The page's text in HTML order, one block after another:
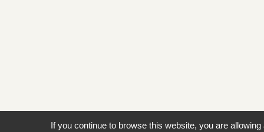
If you continue to browse this website, you are